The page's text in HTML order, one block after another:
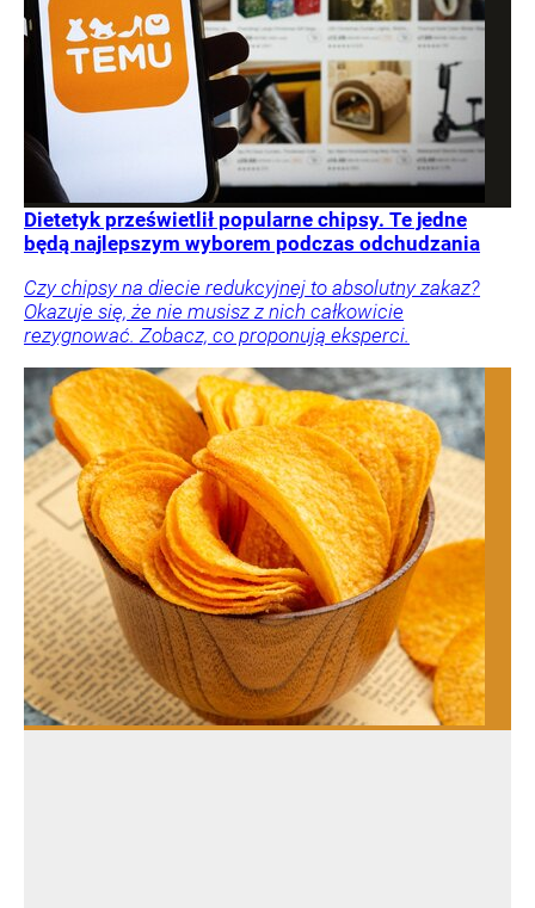
Dietetyk prześwietlił popularne chipsy. Te jedne
będą najlepszym wyborem podczas odchudzania
Czy chipsy na diecie redukcyjnej to absolutny zakaz?
Okazuje się, że nie musisz z nich całkowicie
rezygnować. Zobacz, co proponują eksperci.